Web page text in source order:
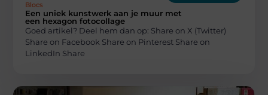
Blocs
Een uniek kunstwerk aan je muur met
een hexagon fotocollage
Goed artikel? Deel hem dan op: Share on X (Twitter)
Share on Facebook Share on Pinterest Share on
LinkedIn Share